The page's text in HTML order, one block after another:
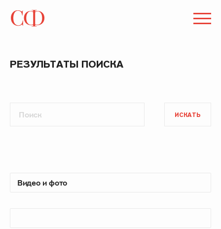
РЕЗУЛЬТАТЫ ПОИСКА
ИСКАТЬ